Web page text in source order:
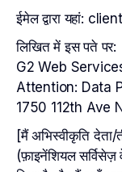
ईमेल द्वारा यहां:
लिखित में इस पते पर:
G2 Web
Attention: Data
1750 112th Ave
[मैं अभिस्वीकृति देता/
(फ़ाइनेंशियल